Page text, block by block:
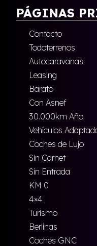
PÁGINAS
Contacto
Todoterrenos
Autocaravanas
Leasing
Barato
Con Asnef
30.000km Año
Vehículos
Coches de Lujo
Sin Carnet
Sin Entrada
KM 0
4×4
Turismo
Berlinas
Coches GNC